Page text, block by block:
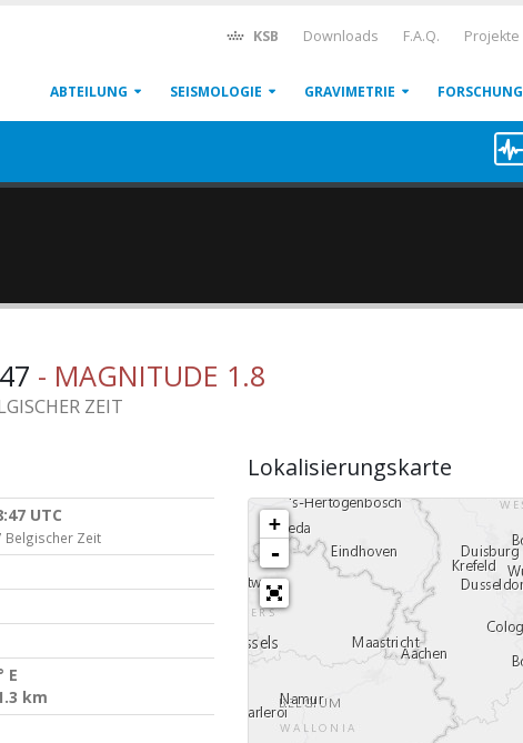
KSB Downloads F.A.Q. Projekte
ABTEILUNG SEISMOLOGIE GRAVIMETRIE FORSCHUNG
- MAGNITUDE 1.8
ZEIT
UTC
Belgischer Zeit
E
km
Lokalisierungskarte
+
-